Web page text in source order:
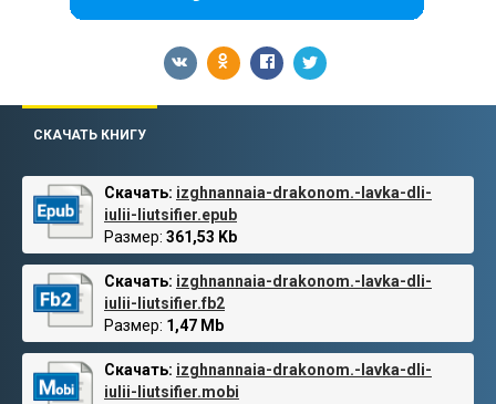
СКАЧАТЬ КНИГУ
Скачать: izghnannaia-drakonom.-lavka-dli-
iulii-liutsifier.epub
Размер: 361,53 Kb
Скачать: izghnannaia-drakonom.-lavka-dli-
iulii-liutsifier.fb2
Размер: 1,47 Mb
Скачать: izghnannaia-drakonom.-lavka-dli-
iulii-liutsifier.mobi